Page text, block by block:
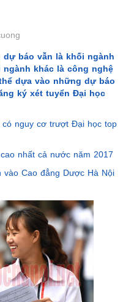
báo vẫn là khối ngành
khác là công nghệ
dựa vào những dự báo
ký xét tuyển Đại học
nguy cơ trượt Đại học top
nhất cả nước năm 2017
Cao đẳng Dược Hà Nội